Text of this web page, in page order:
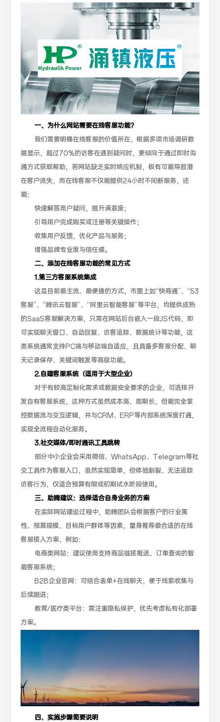
一、为什么网站需要在线客服功能？
我们需要明确在线客服的价值所在，根据多项市场调研数
据显示，超过70%的访客在遇到疑问时，更倾向于通过即时沟
通方式获取帮助，若网站缺乏实时响应机制，极有可能导致潜
在客户流失，而在线客服不仅能提供24小时不间断服务，还
能：
快速解答用户疑问，提升满意度；
引导用户完成购买或注册等关键操作；
收集用户反馈，优化产品与服务；
增强品牌专业度与信任感。
二、添加在线客服功能的常见方式
1.第三方客服系统集成
这是目前最主流、最便捷的方式，市面上如“快商通”、“53
客服”、“腾讯云智服”、“阿里云智能客服”等平台，均提供成熟
的SaaS客服解决方案，只需在网站后台嵌入一段JS代码，即
可实现聊天窗口、自动回复、访客追踪、数据统计等功能，这
类系统通常支持PC端与移动端自适应，且具备多客服分配、聊
天记录保存、关键词触发等高级功能。
2.自建客服系统（适用于大型企业）
对于有较高定制化需求或数据安全要求的企业，可选择开
发自有客服系统，这种方式虽然成本高、周期长，但能完全掌
控数据流与交互逻辑，并与CRM、ERP等内部系统深度打通，
实现全流程自动化服务。
3.社交媒体/即时通讯工具跳转
部分中小企业会采用微信、WhatsApp、Telegram等社
交工具作为客服入口，虽然实现简单，但体验割裂、无法追踪
访客行为，仅适合预算有限或初期试水阶段使用。
三、助腾建议：选择适合自身业务的方案
在实际网站建设过程中，助腾团队会根据客户的行业属
性、预算规模、目标用户群体等因素，量身推荐最合适的在线
客服接入方案，例如：
电商类网站：建议使用支持商品链接推送、订单查询的智
能客服系统；
B2B企业官网：可结合表单+在线聊天，便于线索收集与
后续跟进；
教育/医疗类平台：需注重隐私保护，优先考虑私有化部署
方案。
四、实施步骤简要说明